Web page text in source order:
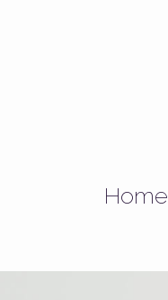
Home